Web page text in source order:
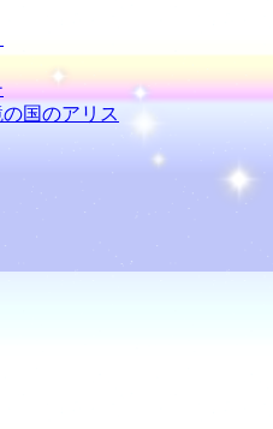
国のアリス